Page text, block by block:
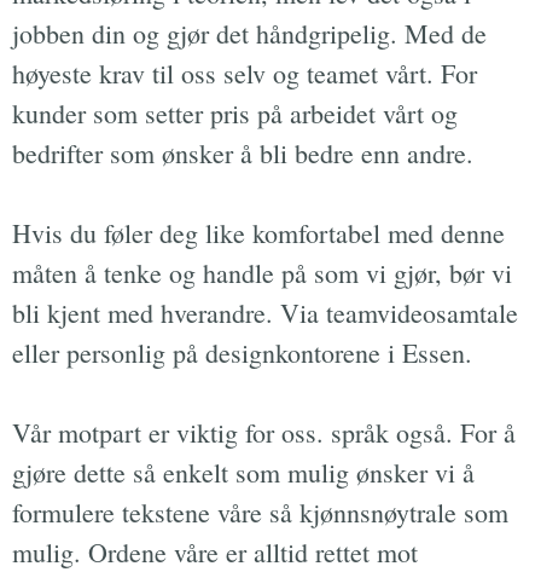
jobben din og gjør det håndgripelig. Med de
høyeste krav til oss selv og teamet vårt. For
kunder som setter pris på arbeidet vårt og
bedrifter som ønsker å bli bedre enn andre.
Hvis du føler deg like komfortabel med denne
måten å tenke og handle på som vi gjør, bør vi
bli kjent med hverandre. Via teamvideosamtale
eller personlig på designkontorene i Essen.
Vår motpart er viktig for oss. språk også. For å
gjøre dette så enkelt som mulig ønsker vi å
formulere tekstene våre så kjønnsnøytrale som
mulig. Ordene våre er alltid rettet mot